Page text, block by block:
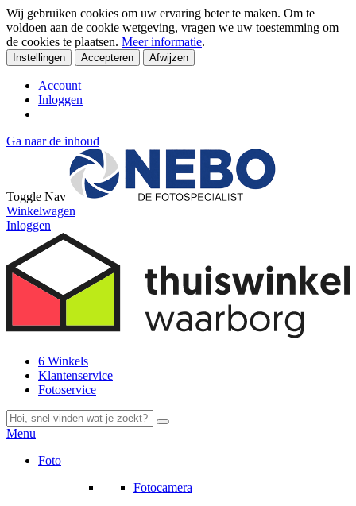
Wij gebruiken cookies om uw ervaring beter te maken. Om te
voldoen aan de cookie wetgeving, vragen we uw toestemming om
de cookies te plaatsen. Meer informatie.
Instellingen Accepteren Afwijzen
Account
Inloggen
Ga naar de inhoud
Toggle Nav
Winkelwagen
Inloggen
6 Winkels
Klantenservice
Fotoservice
Menu
Foto
Fotocamera